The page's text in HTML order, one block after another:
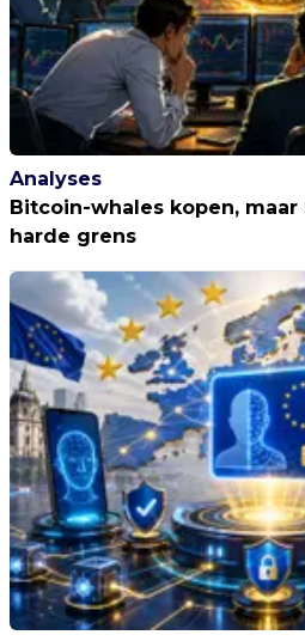
Analyses
Bitcoin-whales kopen,
harde grens